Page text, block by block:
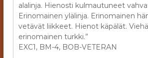
alalinja. Hienosti kulmautuneet
Erinomainen ylälinja. Erinomainen
vetävät liikkeet. Hienot käpälät.
erinomainen turkki.”
EXC1, BM-4, BOB-VETERAN